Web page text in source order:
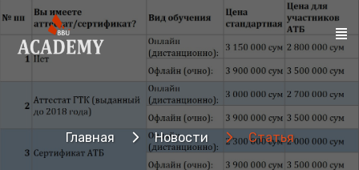
Главная Новости Статья